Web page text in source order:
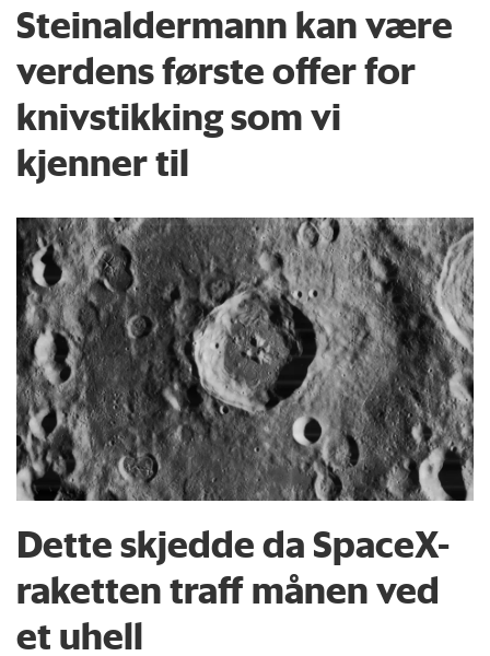
Steinaldermann kan være
verdens første offer for
knivstikking som vi
kjenner til
Dette skjedde da SpaceX-
raketten traff månen ved
et uhell